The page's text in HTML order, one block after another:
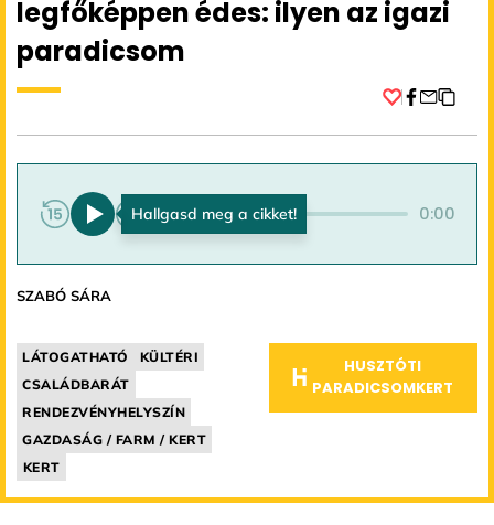
legfőképpen édes: ilyen az igazi
paradicsom
0:00 0:00
SZABÓ SÁRA
LÁTOGATHATÓ
KÜLTÉRI
CSALÁDBARÁT
RENDEZVÉNYHELYSZÍN
GAZDASÁG / FARM / KERT
KERT
HUSZTÓTI
PARADICSOMKERT